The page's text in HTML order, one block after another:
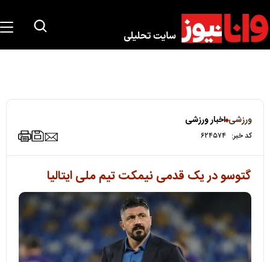
ورزشی اخبار ورزشی
کد خبر: ۶۲۴۵۷۴
گتوسو در یک قدمی نیمکت تیم ملی ایتالیا